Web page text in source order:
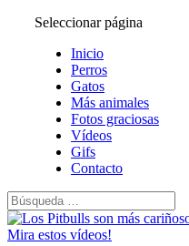
Seleccionar página
Inicio
Perros
Gatos
Más animales
Fotos graciosas
Vídeos
Gifs
Contacto